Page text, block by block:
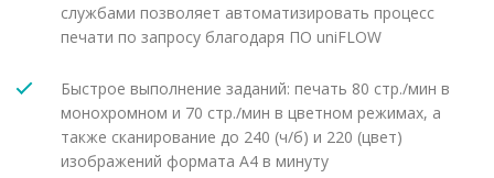
службами позволяет автоматизировать процесс
печати по запросу благодаря ПО uniFLOW
Быстрое выполнение заданий: печать 80 стр./мин в
монохромном и 70 стр./мин в цветном режимах, а
также сканирование до 240 (ч/б) и 220 (цвет)
изображений формата A4 в минуту